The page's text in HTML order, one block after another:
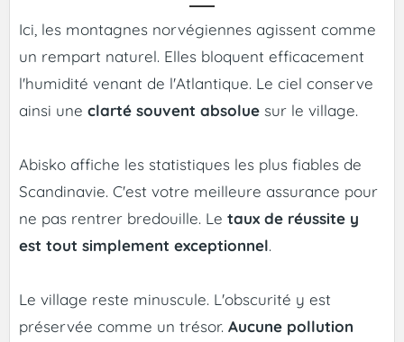
Ici, les montagnes norvégiennes agissent comme
un rempart naturel. Elles bloquent efficacement
l'humidité venant de l'Atlantique. Le ciel conserve
ainsi une clarté souvent absolue sur le village.
Abisko affiche les statistiques les plus fiables de
Scandinavie. C'est votre meilleure assurance pour
ne pas rentrer bredouille. Le taux de réussite y
est tout simplement exceptionnel.
Le village reste minuscule. L'obscurité y est
préservée comme un trésor. Aucune pollution